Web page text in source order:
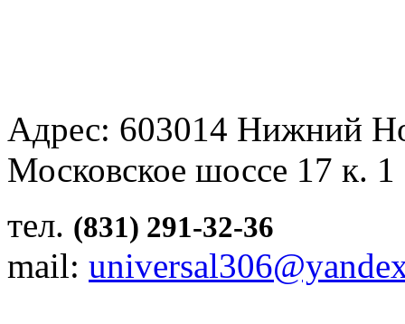
Адрес: 603014 Нижний
Московское шоссе 17 к.
тел. (831) 291-32-36
mail: